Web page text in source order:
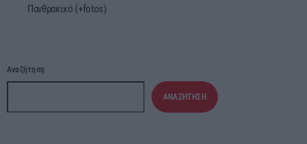
Πανθρακικό (+fotos)
Αναζήτηση
ΑΝΑΖΉΤΗΣΗ